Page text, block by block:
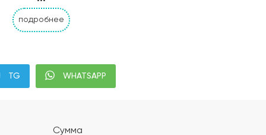
подробнее
TG WHATSAPP
Сумма